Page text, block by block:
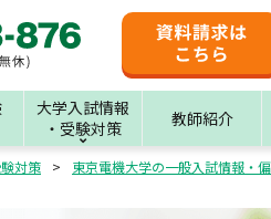
大学入試情報
・受験対策
教師紹介
対策
東京電機大学の一般入試情報・